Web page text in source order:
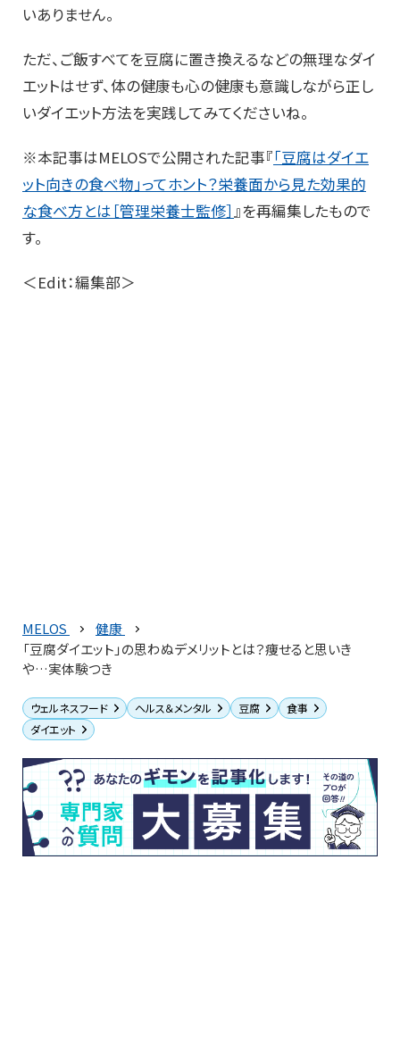
いありません。
ただ、ご飯すべてを豆腐に置き換えるなどの無理なダイ
エットはせず、体の健康も心の健康も意識しながら正し
いダイエット方法を実践してみてくださいね。
※本記事はMELOSで公開された記事『「豆腐はダイエ
ット向きの食べ物」ってホント？栄養面から見た効果的
な食べ方とは［管理栄養士監修］ 』を再編集したもので
す。
＜Edit：編集部＞
MELOS
健康
「豆腐ダイエット」の思わぬデメリットとは？痩せると思いき
や…実体験つき
ウェルネスフード ヘルス＆メンタル 豆腐
食事
ダイエット